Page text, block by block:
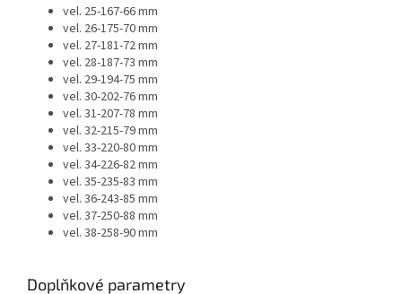
vel. 25-167-66 mm
vel. 26-175-70 mm
vel. 27-181-72 mm
vel. 28-187-73 mm
vel. 29-194-75 mm
vel. 30-202-76 mm
vel. 31-207-78 mm
vel. 32-215-79 mm
vel. 33-220-80 mm
vel. 34-226-82 mm
vel. 35-235-83 mm
vel. 36-243-85 mm
vel. 37-250-88 mm
vel. 38-258-90 mm
Doplňkové parametry